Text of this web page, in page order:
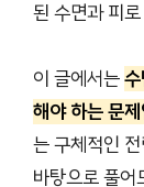
된 수면과 피
이 글에서는
해야 하는 문
는 구체적인
바탕으로 풀어